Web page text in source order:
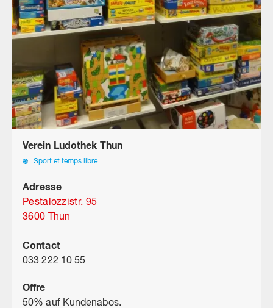
Verein Ludothek Thun
Sport et temps libre
Adresse
Pestalozzistr. 95
3600 Thun
Contact
033 222 10 55
Offre
50% auf Kundenabos.